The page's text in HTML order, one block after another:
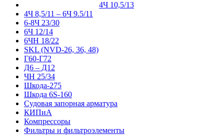
4Ч 10,5/13
4Ч 8,5/11 – 6Ч 9.5/11
6-8Ч 23/30
6Ч 12/14
6ЧН 18/22
SKL (NVD-26, 36, 48)
Г60-Г72
Д6 – Д12
ЧН 25/34
Шкода-275
Шкода 6S-160
Судовая запорная арматура
КИПиА
Компрессоры
Фильтры и фильтроэлементы